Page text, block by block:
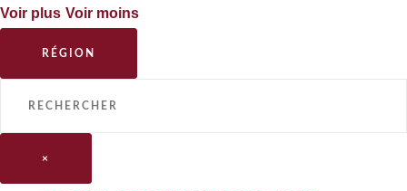
Voir plus Voir moins
RÉGION
×